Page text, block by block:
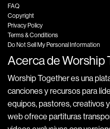
FAQ
Copyright
Privacy Policy
Terms & Conditions
Do Not Sell My Personal Information
Acerca de Worship
Worship Together es una
canciones y recursos para
equipos, pastores, creativos
web ofrece partituras